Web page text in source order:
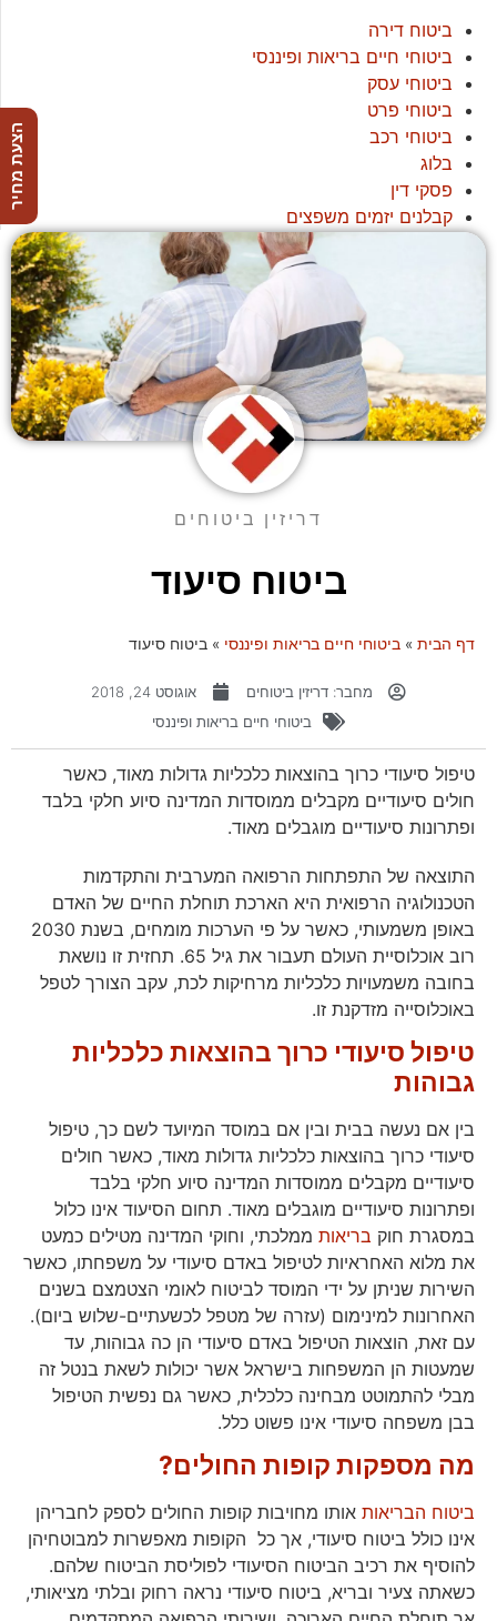
ביטוח דירה
ביטוחי חיים בריאות ופיננסי
ביטוחי עסק
ביטוחי פרט
ביטוחי רכב
בלוג
פסקי דין
קבלנים יזמים משפצים
דריזין ביטוחים
ביטוח סיעוד
דף הבית » ביטוחי חיים בריאות ופיננסי » ביטוח סיעוד
מחבר: דריזין ביטוחים
אוגוסט 24, 2018
ביטוחי חיים בריאות ופיננסי
טיפול סיעודי כרוך בהוצאות כלכליות גדולות מאוד, כאשר
חולים סיעודיים מקבלים ממוסדות המדינה סיוע חלקי בלבד
ופתרונות סיעודיים מוגבלים מאוד.
התוצאה של התפתחות הרפואה המערבית והתקדמות
הטכנולוגיה הרפואית היא הארכת תוחלת החיים של האדם
באופן משמעותי, כאשר על פי הערכות מומחים, בשנת 2030
רוב אוכלוסיית העולם תעבור את גיל 65. תחזית זו נושאת
בחובה משמעויות כלכליות מרחיקות לכת, עקב הצורך לטפל
באוכלוסייה מזדקנת זו.
טיפול סיעודי כרוך בהוצאות כלכליות
גבוהות
בין אם נעשה בבית ובין אם במוסד המיועד לשם כך, טיפול
סיעודי כרוך בהוצאות כלכליות גדולות מאוד, כאשר חולים
סיעודיים מקבלים ממוסדות המדינה סיוע חלקי בלבד
ופתרונות סיעודיים מוגבלים מאוד. תחום הסיעוד אינו כלול
במסגרת חוק בריאות ממלכתי, וחוקי המדינה מטילים כמעט
את מלוא האחראיות לטיפול באדם סיעודי על משפחתו, כאשר
השירות שניתן על ידי המוסד לביטוח לאומי הצטמצם בשנים
האחרונות למינימום (עזרה של מטפל לכשעתיים-שלוש ביום).
עם זאת, הוצאות הטיפול באדם סיעודי הן כה גבוהות, עד
שמעטות הן המשפחות בישראל אשר יכולות לשאת בנטל זה
מבלי להתמוטט מבחינה כלכלית, כאשר גם נפשית הטיפול
בבן משפחה סיעודי אינו פשוט כלל.
מה מספקות קופות החולים?
ביטוח הבריאות אותו מחויבות קופות החולים לספק לחבריהן
אינו כולל ביטוח סיעודי, אך כל הקופות מאפשרות למבוטחיהן
להוסיף את רכיב הביטוח הסיעודי לפוליסת הביטוח שלהם.
כשאתה צעיר ובריא, ביטוח סיעודי נראה רחוק ובלתי מציאותי,
הצעת מחיר